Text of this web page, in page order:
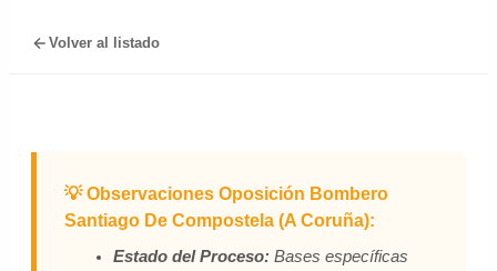
Volver al listado
💡 Observaciones Oposición Bombero
Santiago De Compostela (A Coruña):
Estado del Proceso: Bases específicas